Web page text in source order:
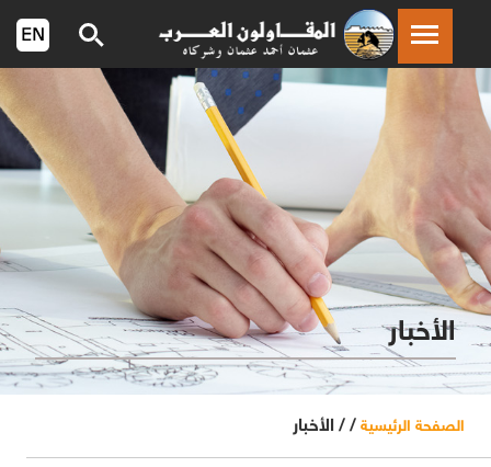
الأخبار
الصفحة الرئيسية / / الأخبار